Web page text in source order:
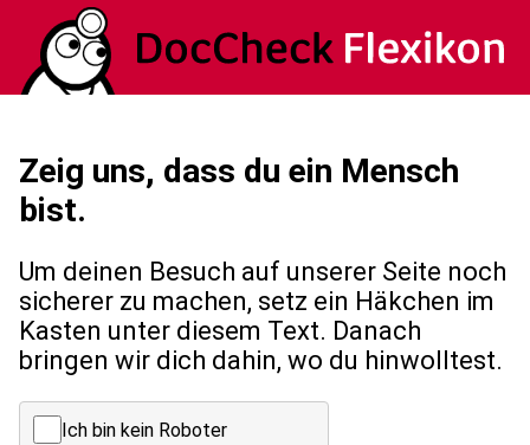
Zeig uns, dass du ein Mensch
bist.
Um deinen Besuch auf unserer Seite noch
sicherer zu machen, setz ein Häkchen im
Kasten unter diesem Text. Danach
bringen wir dich dahin, wo du hinwolltest.
Ich bin kein Roboter